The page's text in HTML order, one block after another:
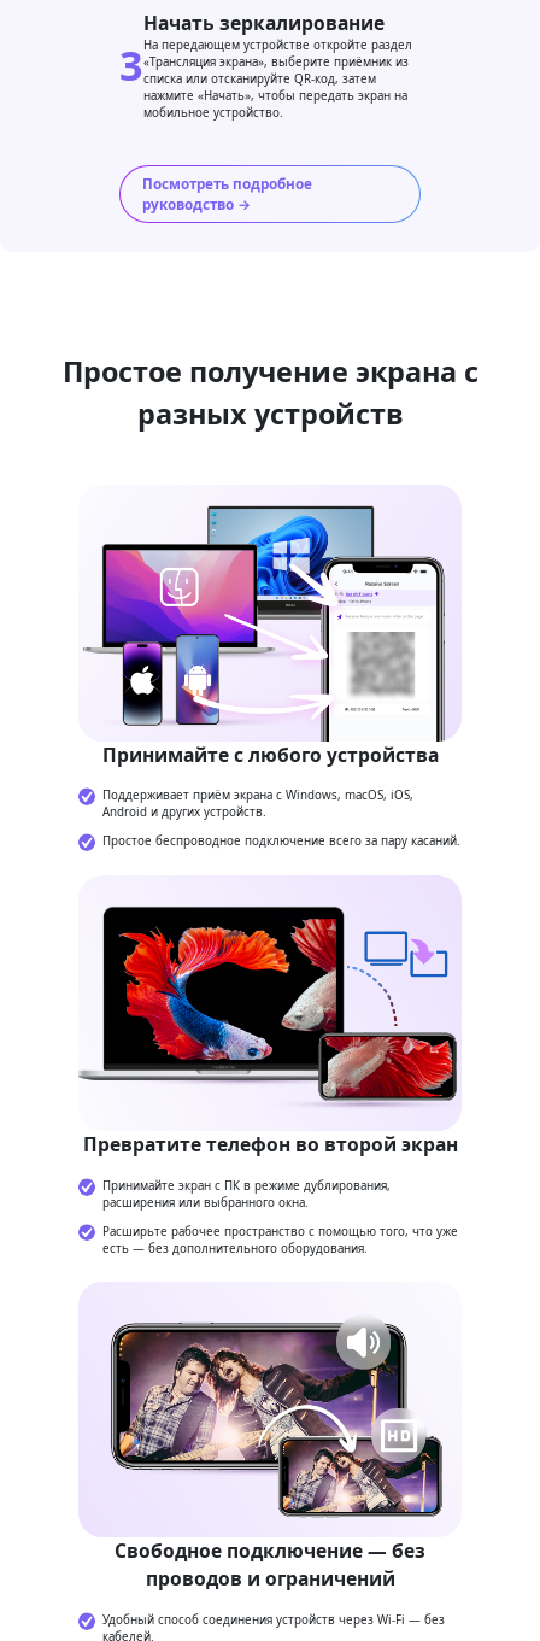
3
Начать зеркалирование
На передающем устройстве откройте раздел
«Трансляция экрана», выберите приёмник из
списка или отсканируйте QR-код, затем
нажмите «Начать», чтобы передать экран на
мобильное устройство.
Посмотреть подробное
руководство →
Простое получение экрана с
разных устройств
Принимайте с любого устройства
Поддерживает приём экрана с Windows, macOS, iOS,
Android и других устройств.
Простое беспроводное подключение всего за пару касаний.
Превратите телефон во второй экран
Принимайте экран с ПК в режиме дублирования,
расширения или выбранного окна.
Расширьте рабочее пространство с помощью того, что уже
есть — без дополнительного оборудования.
Свободное подключение — без
проводов и ограничений
Удобный способ соединения устройств через Wi-Fi — без
кабелей.